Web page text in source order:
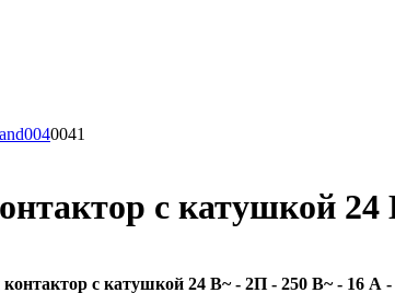
0040041
с катушкой
с катушкой 24 В~ - 2П - 250 В~ - 16 А